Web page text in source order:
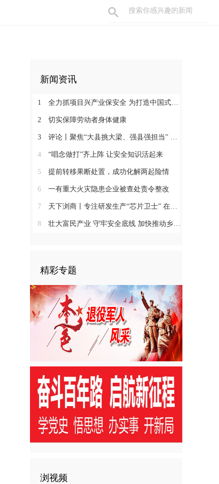
新闻资讯
1 全力抓项目兴产业保安全 为打造中国式现代化县域示范作出更大贡献
2 切实保障劳动者身体健康
3 评论丨聚焦“大县挑大梁、强县强担当” 保持定力真抓实干奋发作为
4 “唱念做打”齐上阵 让安全知识活起来
5 提前转移果断处置，成功化解两起险情
6 一有重大火灾隐患企业被查处责令整改
7 天下浏商丨专注研发生产“芯片卫士” 在半导体红海中搏出“隐形冠军”
8 壮大富民产业 守牢安全底线 加快推动乡村全面振兴
精彩专题
浏视频